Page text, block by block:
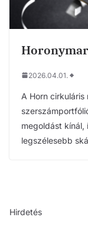
2026.04.01.
A Horn
megoldást kínál,
legszélesebb
Hirdetés